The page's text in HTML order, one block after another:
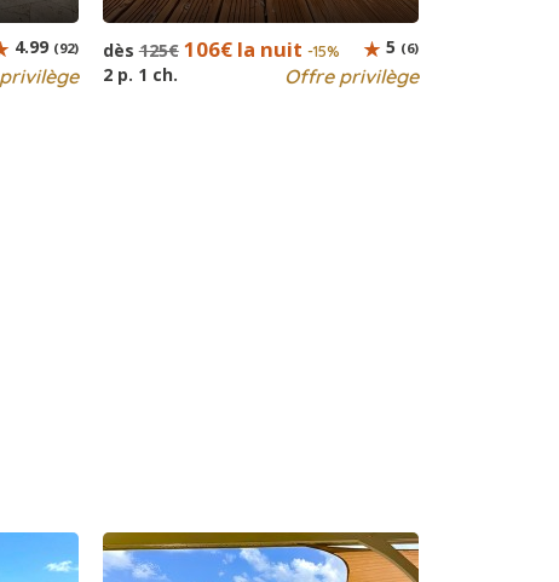
4.99 (92) dès125€ 106€ la nuit -15%
2 p. 1 ch. Offre privilège
5 (6)